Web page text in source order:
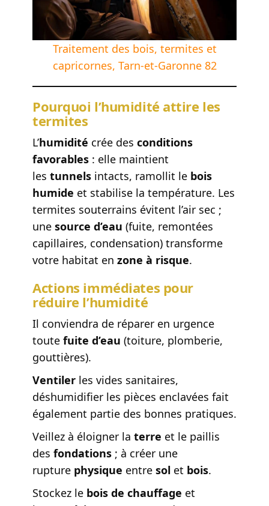
Traitement des bois, termites et
capricornes, Tarn-et-Garonne 82
Pourquoi l’humidité attire les
termites
L’humidité crée des conditions
favorables : elle maintient
les tunnels intacts, ramollit le bois
humide et stabilise la température. Les
termites souterrains évitent l’air sec ;
une source d’eau (fuite, remontées
capillaires, condensation) transforme
votre habitat en zone à risque.
Actions immédiates pour
réduire l’humidité
Il conviendra de réparer en urgence
toute fuite d’eau (toiture, plomberie,
gouttières).
Ventiler les vides sanitaires,
déshumidifier les pièces enclavées fait
également partie des bonnes pratiques.
Veillez à éloigner la terre et le paillis
des fondations ; à créer une
rupture physique entre sol et bois.
Stockez le bois de chauffage et